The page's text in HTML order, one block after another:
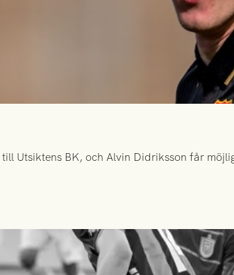
Utsiktens BK, och Alvin Didriksson får